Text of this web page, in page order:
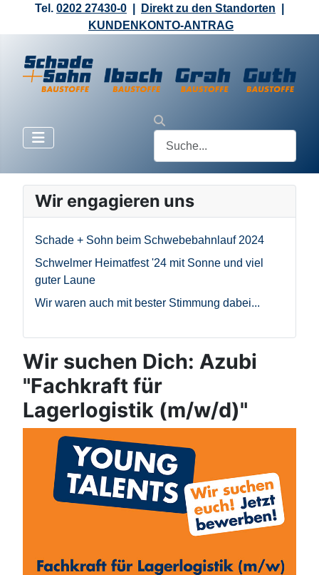
Tel. 0202 27430-0 Direkt zu den Standorten
KUNDENKONTO-ANTRAG
Wir engagieren uns
Schade + Sohn beim Schwebebahnlauf 2024
Schwelmer Heimatfest '24 mit Sonne und viel
guter Laune
Wir waren auch mit bester Stimmung dabei...
Wir suchen Dich: Azubi
"Fachkraft für
Lagerlogistik (m/w/d)"